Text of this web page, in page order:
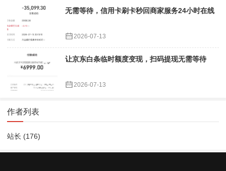
无需等待，信用卡刷卡秒回商家服务24小时在线
2026-07-13
让京东白条临时额度变现，扫码提现无需等待
2026-07-13
作者列表
站长 (176)